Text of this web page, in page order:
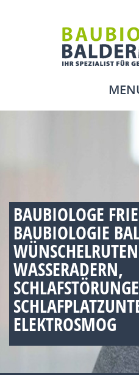
BAUBIOLOGE
BAUBIOLOGIE
WASSERADERN,
ELEKTROSMOG